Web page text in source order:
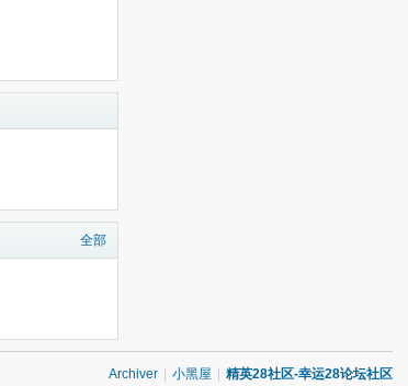
全部
Archiver 小黑屋 精英28社区-幸运28论坛社区